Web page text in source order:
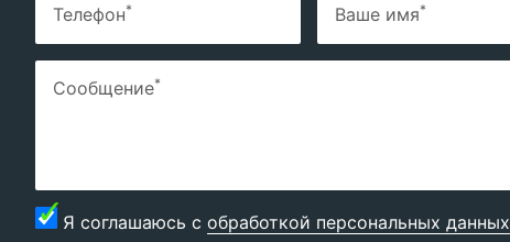
Телефон* Ваше имя*
Сообщение*
Я соглашаюсь с обработкой персональных данных